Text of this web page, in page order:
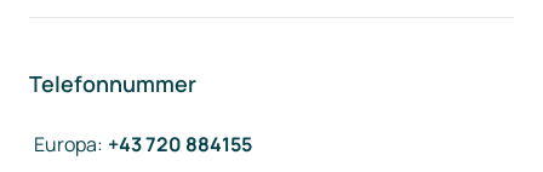
Telefonnummer
Europa: +43 720 884155